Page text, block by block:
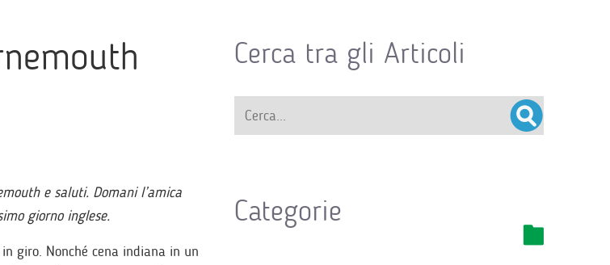
e saluti. Domani l’amica
giorno inglese.
giro. Nonché cena indiana in un
Cerca tra gli Articoli
Categorie